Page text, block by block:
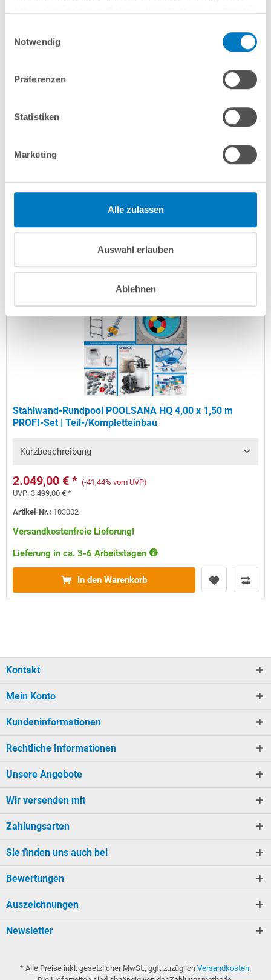
Notwendig
Präferenzen
Statistiken
Marketing
Alle zulassen
Auswahl erlauben
Ablehnen
Stahlwand-Rundpool POOLSANA HQ 4,00 x 1,50 m
Kurzbeschreibung
1.699,00 € *
Artikel-Nr.:102978
Versandkostenfreie Lieferung!
Lieferung in ca. 3-6 Arbeitstagen
In den Warenkorb
Stahlwand-Rundpool POOLSANA HQ 4,00 x 1,50 m
PROFI-Set | Teil-/Kompletteinbau
Kurzbeschreibung
2.049,00 € * (-41,44% vom UVP)
UVP:3.499,00 € *
Artikel-Nr.: 103002
Versandkostenfreie Lieferung!
Lieferung in ca. 3-6 Arbeitstagen
In den Warenkorb
Kontakt
Mein Konto
Kundeninformationen
Rechtliche Informationen
Unsere Angebote
Wir versenden mit
Zahlungsarten
Sie finden uns auch bei
Bewertungen
Auszeichnungen
Newsletter
* Alle Preise inkl. gesetzlicher MwSt., ggf. zuzüglich Versandkosten.